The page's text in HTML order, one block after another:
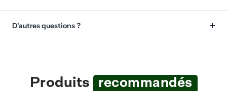
D'autres questions ?
Produits recommandés